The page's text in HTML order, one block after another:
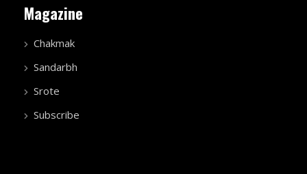
Magazine
Chakmak
Sandarbh
Srote
Subscribe